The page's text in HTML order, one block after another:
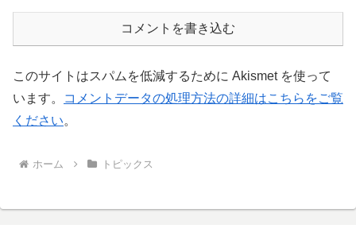
コメントを書き込む
このサイトはスパムを低減するために Akismet を使って
います。
コメントデータの処理方法の詳細はこちらをご覧
ください。
ホーム トピックス